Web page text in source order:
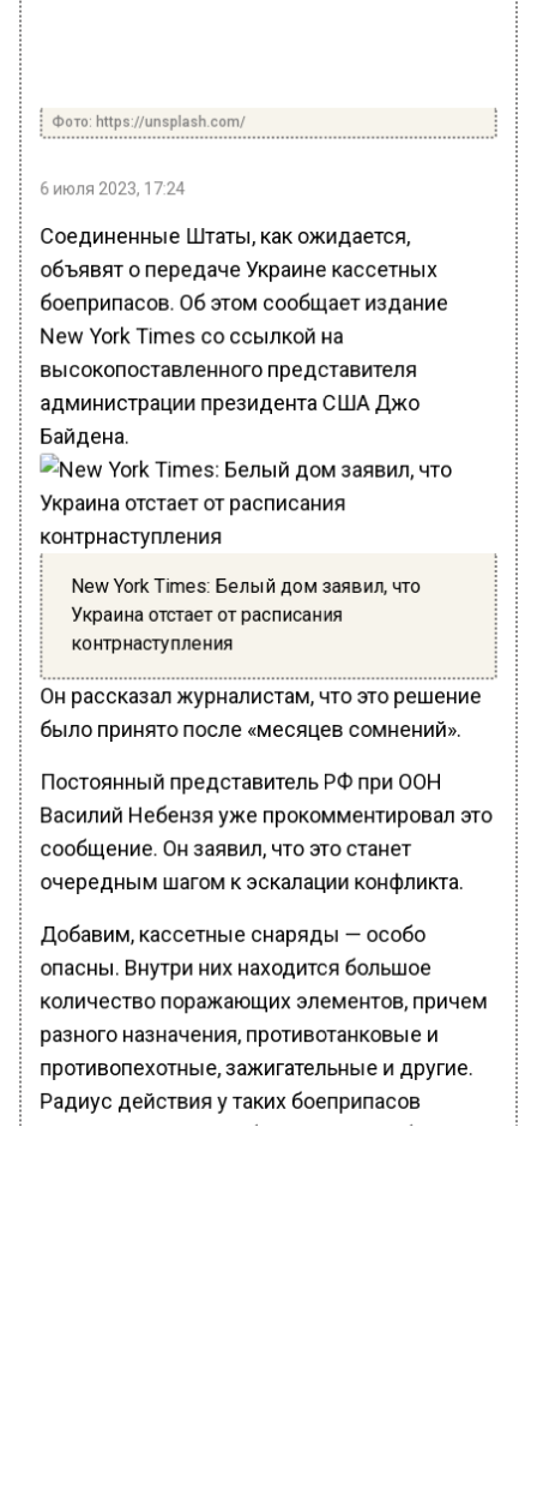
Фото: https://unsplash.com/
6 июля 2023, 17:24
Соединенные Штаты, как ожидается,
объявят о передаче Украине кассетных
боеприпасов. Об этом сообщает издание
New York Times со ссылкой на
высокопоставленного представителя
администрации президента США Джо
Байдена.
New York Times: Белый дом заявил, что
Украина отстает от расписания
контрнаступления
Он рассказал журналистам, что это решение
было принято после «месяцев сомнений».
Постоянный представитель РФ при ООН
Василий Небензя уже прокомментировал это
сообщение. Он заявил, что это станет
очередным шагом к эскалации конфликта.
Добавим, кассетные снаряды — особо
опасны. Внутри них находится большое
количество поражающих элементов, причем
разного назначения, противотанковые и
противопехотные, зажигательные и другие.
Радиус действия у таких боеприпасов